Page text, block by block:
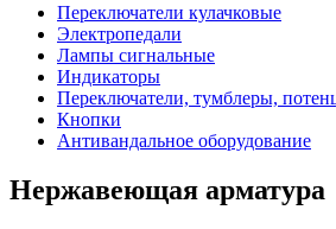
Переключатели кулачковые
Электропедали
Лампы сигнальные
Индикаторы
Переключатели, тумблеры,
Кнопки
Антивандальное оборудование
Нержавеющая арматура